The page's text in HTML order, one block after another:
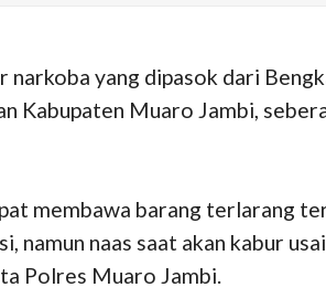
narkoba yang dipasok dari
Kabupaten Muaro Jambi,
membawa barang terlarang
namun naas saat akan kabur
Polres Muaro Jambi.